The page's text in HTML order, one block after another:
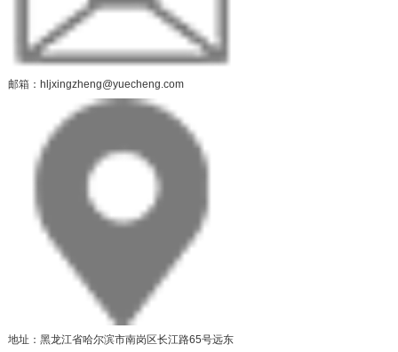
邮箱：hljxingzheng@yuecheng.com
地址：黑龙江省哈尔滨市南岗区长江路65号远东